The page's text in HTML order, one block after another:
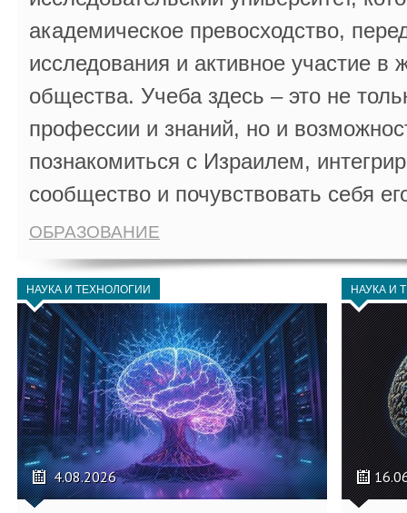
академическое превосходство,
исследования и активное участие в
общества. Учеба здесь – это не
профессии и знаний, но и
познакомиться с Израилем,
сообщество и почувствовать себя
ОБРАЗОВАНИЕ
НАУКА И ТЕХНОЛОГИИ
4.08.2026
НАУКА И